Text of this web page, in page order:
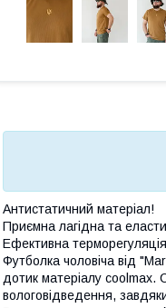
Антистатичний матеріал!
Приємна лагідна та
Ефективна
Футболка чоловіча від
дотик матеріалу coolmax.
вологовідведення,